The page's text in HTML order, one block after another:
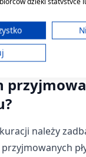
należy
do wyboru treści.
poza Unię
dotyczą
(11
informacji na
ograniczonych